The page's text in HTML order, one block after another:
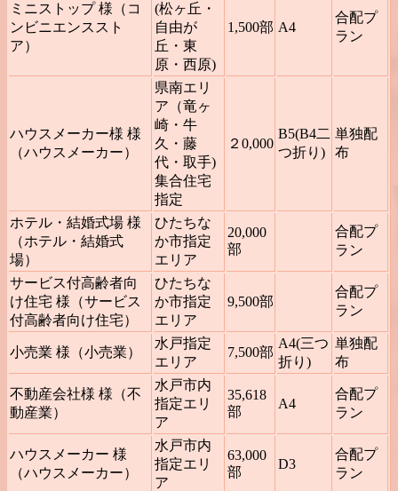
ミニストップ 様（コ
ンビニエンススト
ア）
(松ヶ丘・
自由が
丘・東
原・西原)
1,500部 A4
合配プ
ラン
ハウスメーカー様 様
（ハウスメーカー）
県南エリ
ア（竜ヶ
崎・牛
久・藤
代・取手)
集合住宅
指定
２0,000
B5(B4二
つ折り)
単独配
布
ホテル・結婚式場 様
（ホテル・結婚式
場）
ひたちな
か市指定
エリア
20,000
部
合配プ
ラン
サービス付高齢者向
け住宅 様（サービス
付高齢者向け住宅）
ひたちな
か市指定
エリア
9,500部
合配プ
ラン
小売業 様（小売業）
水戸指定
エリア
7,500部
A4(三つ
折り)
単独配
布
不動産会社様 様（不
動産業）
水戸市内
指定エリ
ア
35,618
部
A4
合配プ
ラン
ハウスメーカー 様
（ハウスメーカー）
水戸市内
指定エリ
ア
63,000
部
D3
合配プ
ラン